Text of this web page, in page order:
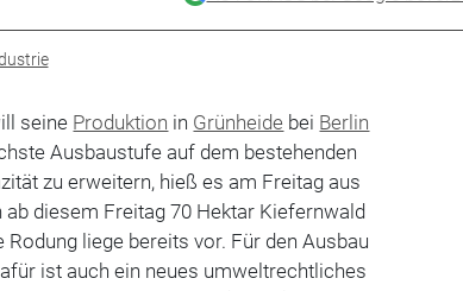
seine Produktion in Grünheide bei Berlin
Ausbaustufe auf dem bestehenden
zu erweitern, hieß es am Freitag aus
diesem Freitag 70 Hektar Kiefernwald
liege bereits vor. Für den Ausbau
ist auch ein neues umweltrechtliches